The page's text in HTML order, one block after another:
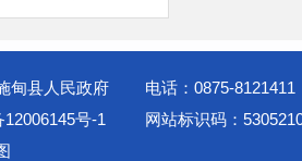
甸县人民政府
电话：0875-8121411
号-1
网站标识码：